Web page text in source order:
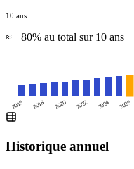
10 ans
≈ +80% au total sur 10 ans
2016 2018 2020 2022 2024 2026
Historique annuel